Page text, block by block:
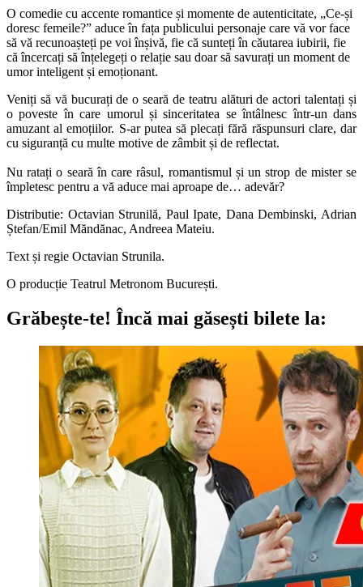
O comedie cu accente romantice și momente de autenticitate, „Ce-și
doresc femeile?” aduce în fața publicului personaje care vă vor face
să vă recunoașteți pe voi înșivă, fie că sunteți în căutarea iubirii, fie
că încercați să înțelegeți o relație sau doar să savurați un moment de
umor inteligent și emoționant.
Veniți să vă bucurați de o seară de teatru alături de actori talentați și
o poveste în care umorul și sinceritatea se întâlnesc într-un dans
amuzant al emoțiilor. S-ar putea să plecați fără răspunsuri clare, dar
cu siguranță cu multe motive de zâmbit și de reflectat.
Nu ratați o seară în care râsul, romantismul și un strop de mister se
împletesc pentru a vă aduce mai aproape de… adevăr?
Distributie: Octavian Strunilă, Paul Ipate, Dana Dembinski, Adrian
Ștefan/Emil Măndănac, Andreea Mateiu.
Text și regie Octavian Strunila.
O producție Teatrul Metronom București.
Grăbește-te! Încă mai găsești bilete la: